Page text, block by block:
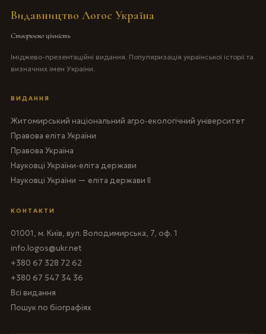
Видавництво Логос Україна
Створюємо цінність
Іміджево-презентаційні видання. Популяризація української історії та
визначних імен України.
ВИДАННЯ
Житомирський національний агро-екологічний університет
Правова еліта України
Правова Україна
Науковці України-еліта держави
Науковці України — еліта держави II
КОНТАКТИ
01001, м. Київ, вул. Володимирська, 7, оф. 1
info.logos@ukr.net
+380 67 328 72 62
+380 67 547 34 36
Всі видання
Пошук по біографіях